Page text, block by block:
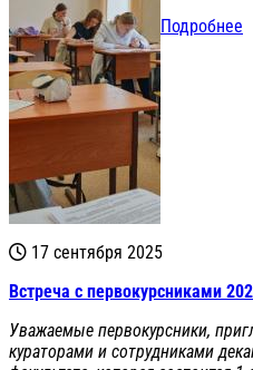
Подробнее
17 сентября 2025
Встреча с первокурсниками
Уважаемые первокурсники,
кураторами и сотрудниками